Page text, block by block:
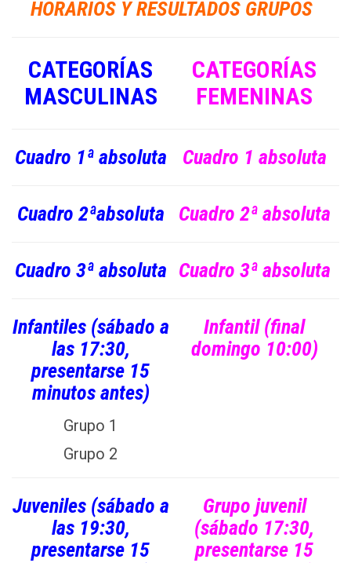
HORARIOS Y RESULTADOS GRUPOS
CATEGORÍAS
MASCULINAS
CATEGORÍAS
FEMENINAS
Cuadro 1ª absoluta Cuadro 1 absoluta
Cuadro 2ªabsoluta Cuadro 2ª absoluta
Cuadro 3ª absoluta Cuadro 3ª absoluta
Infantiles (sábado a
las 17:30,
presentarse 15
minutos antes)
Grupo 1
Grupo 2
Infantil (final
domingo 10:00)
Juveniles (sábado a
las 19:30,
presentarse 15
Grupo juvenil
(sábado 17:30,
presentarse 15